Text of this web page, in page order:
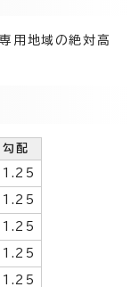
用地域の絶対高
勾配
1.25
1.25
1.25
1.25
1.25